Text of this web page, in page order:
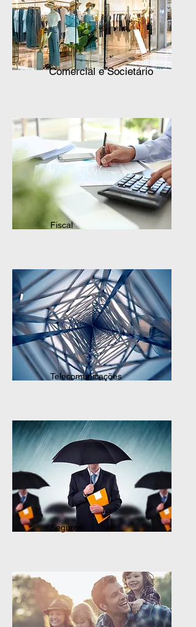
Comercial e Societário
Fiscal
Telecomunicações
Seguros